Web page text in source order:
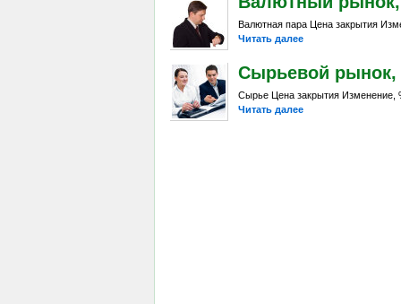
Валютная пара Цена закрытия
Читать далее
Сырьевой рынок,
Сырье Цена закрытия Изменение,
Читать далее